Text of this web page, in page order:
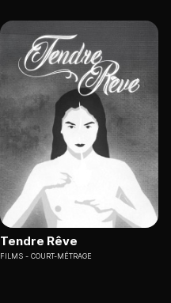
Tendre Rêve
FILMS COURT-MÉTRAGE